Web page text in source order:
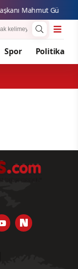
Mahmut
Spor Politika